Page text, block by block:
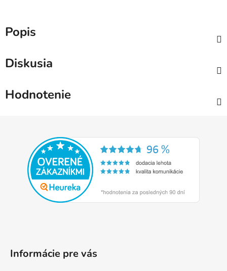
Popis
Diskusia
Hodnotenie
Informácie pre vás